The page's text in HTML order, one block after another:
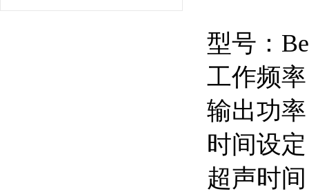
型号：
工作频
输出功
时间设
超声时